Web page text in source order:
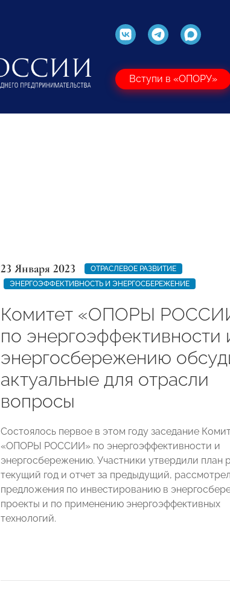
Вступи в «ОПОРУ»
23 Января 2023
ОТРАСЛЕВОЕ РАЗВИТИЕ
ЭНЕРГОЭФФЕКТИВНОСТЬ И ЭНЕРГОСБЕРЕЖЕНИЕ
Комитет «ОПОРЫ
по энергоэффективности
энергосбережению
актуальные для отрасли
вопросы
Состоялось первое в этом году заседание
«ОПОРЫ РОССИИ» по энергоэффективности и
энергосбережению. Участники утвердили план
текущий год и отчет за предыдущий,
предложения по инвестированию в
проекты и по применению энергоэффективных
технологий.